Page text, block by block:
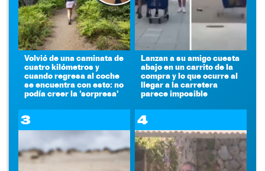
Volvió de una caminata de
cuatro kilómetros y
cuando regresa al coche
se encuentra con esto: no
podía creer la 'sorpresa'
Lanzan a su amigo cuesta
abajo en un carrito de la
compra y lo que ocurre al
llegar a la carretera
parece imposible
3 4